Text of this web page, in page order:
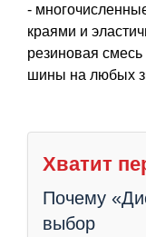
-
краями и
резиновая
шины на любых
Хватит
Почему
выбор